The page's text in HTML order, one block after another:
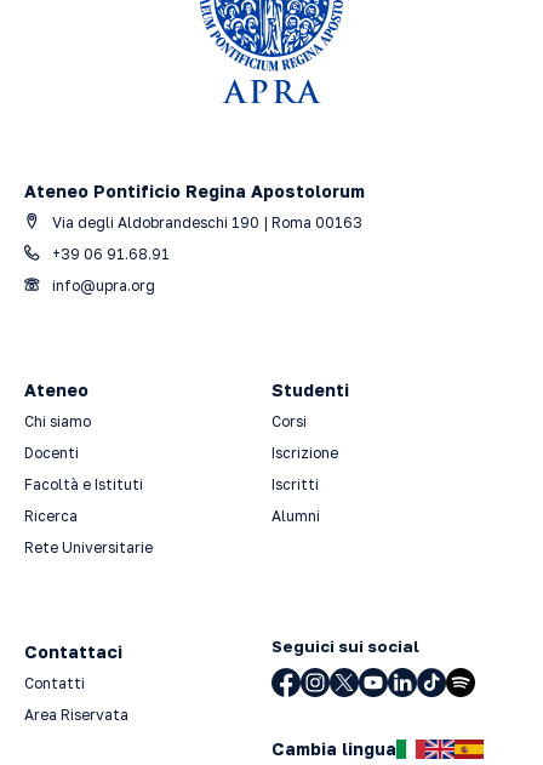
Ateneo Pontificio Regina Apostolorum
Via degli Aldobrandeschi 190 | Roma 00163
+39 06 91.68.91
info@upra.org
Ateneo
Chi siamo
Docenti
Facoltà e Istituti
Ricerca
Rete Universitarie
Studenti
Corsi
Iscrizione
Iscritti
Alumni
Contattaci
Contatti
Area Riservata
Seguici sui social
Cambia lingua